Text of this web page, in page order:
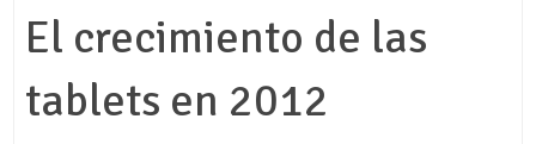
El crecimiento de las
tablets en 2012